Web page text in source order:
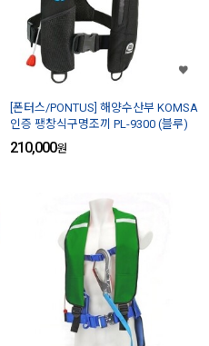
[폰터스/PONTUS] 해양수산부 KOMSA
인증 팽창식구명조끼 PL-9300 (블루)
210,000원